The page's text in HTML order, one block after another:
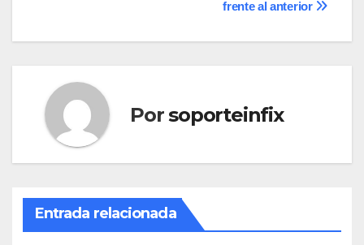
frente al anterior
Porsoporteinfix
Entrada relacionada